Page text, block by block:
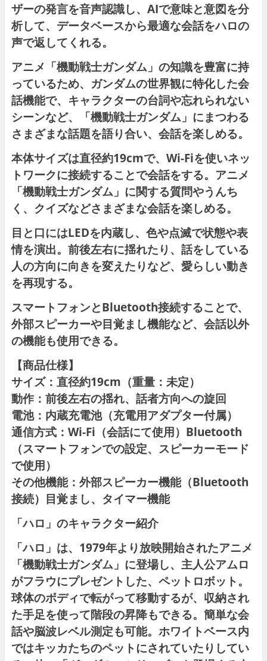
ザーの発言を音声認識し、AIで意味と意図を分
析して、データベースから最適な会話をハロの
声で返してくれる。
アニメ「機動戦士ガンダム」の知識を豊富に持
っているため、ガンダムの世界観に特化した会
話機能で、キャラクターの台詞や忘れられない
シーンなど、「機動戦士ガンダム」にまつわる
さまざまな話題を語り合い、会話を楽しめる。
本体サイズは直径約19cmで、Wi-Fiを使いネッ
トワークに接続することで会話をする。アニメ
「機動戦士ガンダム」に関する質問やうんち
く、クイズなどさまざまな会話を楽しめる。
目と口にはLEDを内蔵し、色や点滅で状態や表
情を演出。前後左右に揺れたり、話をしている
人の方向に向きを変えたりなど、愛らしい動き
を再現する。
スマートフォンとBluetooth接続することで、
外部スピーカーや目覚まし機能など、会話以外
の機能も使用できる。
【商品仕様】
サイズ：直径約19cm（重量：未定）
動作：前後左右の揺れ、話者方向への旋回
電池：内蔵充電池（充電用アダプター付属）
通信方式：Wi-Fi（会話にて使用）Bluetooth
（スマートフォンでの設定、スピーカーモード
で使用）
その他機能：外部スピーカー機能（Bluetooth
接続）目覚まし、タイマー機能
「ハロ」のキャラクター紹介
「ハロ」は、1979年より放映開始されたアニメ
「機動戦士ガンダム」に登場し、主人公アムロ
がフラウにプレゼントした、ペットロボット。
球体のボディで転がって移動するが、収納され
た手足を使って階段の昇降もできる。簡単な会
話や脳波レベル測定も可能。ホワイトベース内
ではキッカたちのペットにされていたりしてい